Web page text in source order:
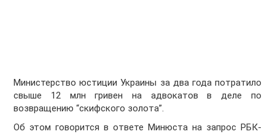
Министерство юстиции Украины за два года потратило
свыше 12 млн гривен на адвокатов в деле по
возвращению “скифского золота”.
Об этом говорится в ответе Минюста на запрос РБК-